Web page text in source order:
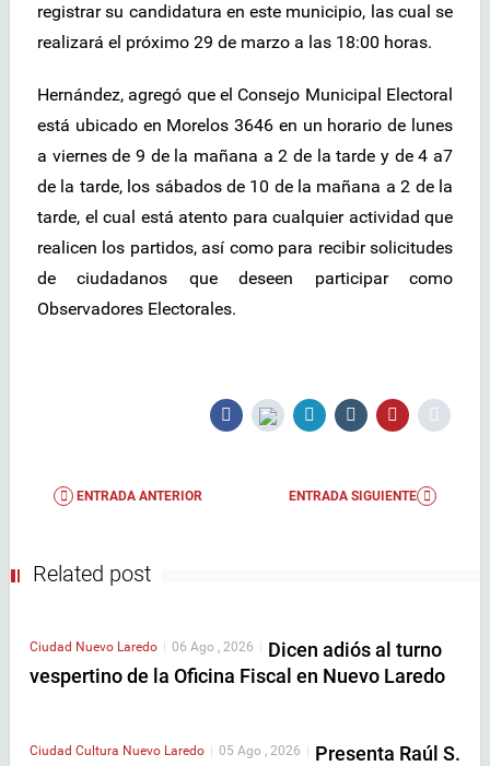
registrar su candidatura en este municipio, las cual se
realizará el próximo 29 de marzo a las 18:00 horas.
Hernández, agregó que el Consejo Municipal Electoral
está ubicado en Morelos 3646 en un horario de lunes
a viernes de 9 de la mañana a 2 de la tarde y de 4 a7
de la tarde, los sábados de 10 de la mañana a 2 de la
tarde, el cual está atento para cualquier actividad que
realicen los partidos, así como para recibir solicitudes
de ciudadanos que deseen participar como
Observadores Electorales.
ENTRADA ANTERIOR ENTRADA SIGUIENTE
Related post
Ciudad Nuevo Laredo 06 Ago , 2026
Dicen adiós al turno
vespertino de la Oficina Fiscal en Nuevo Laredo
Ciudad Cultura Nuevo Laredo | 05 Ago , 2026 | Presenta Raúl S.